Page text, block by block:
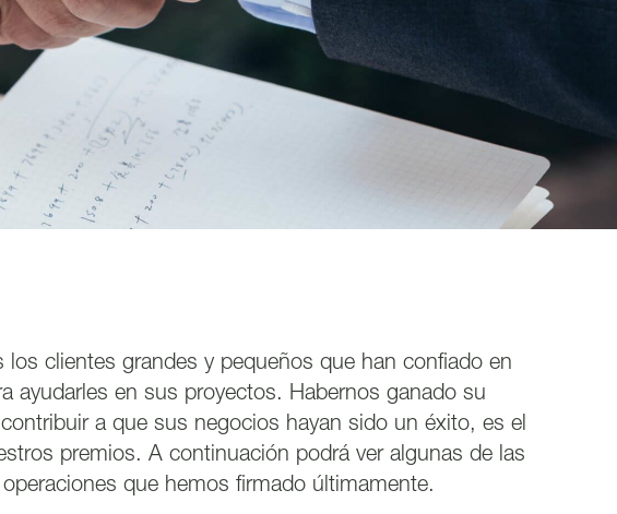
los clientes grandes y pequeños que han confiado en
ayudarles en sus proyectos. Habernos ganado su
a que sus negocios hayan sido un éxito, es el
premios. A continuación podrá ver algunas de las
que hemos firmado últimamente.